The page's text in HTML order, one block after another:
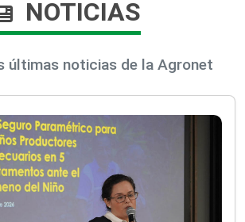
NOTICIAS
últimas noticias de la Agronet